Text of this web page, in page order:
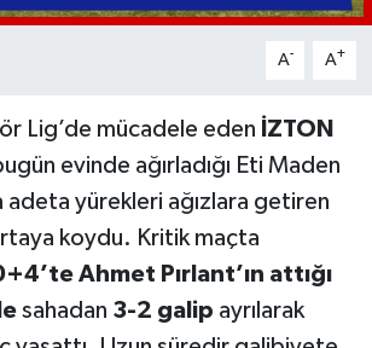
A- A+
Lig’de mücadele eden İZTON
evinde ağırladığı Eti Maden
adeta yürekleri ağızlara getiren
koydu. Kritik maçta
Ahmet Pırlant’ın attığı
sahadan 3-2 galip ayrılarak